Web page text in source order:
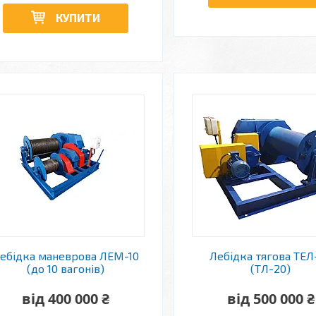
КУПИТИ
маневрова ЛЕМ-10
(до 10 вагонів)
від 400 000 ₴
Лебідка тягова
(ТЛ-20)
від 500 000 ₴